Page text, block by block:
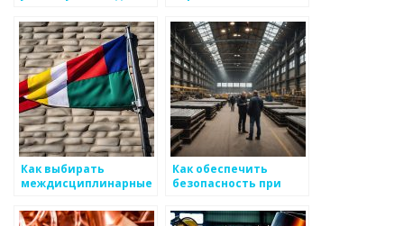
коллегами в области
металоизделий
металоизделиями
Как выбирать
междисциплинарные
металоизделиями
Как обеспечить
безопасность при
металлоизделиями